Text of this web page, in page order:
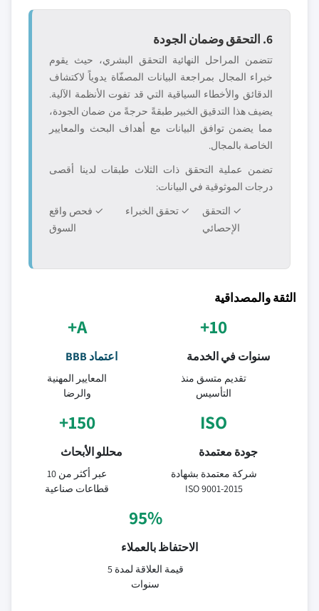
6. التحقق وضمان الجودة
تتضمن المراحل النهائية التحقق البشري، حيث يقوم
خبراء المجال بمراجعة البيانات المصفّاة يدوياً لاكتشاف
الدقائق والأخطاء السياقية التي قد تفوت الأنظمة الآلية.
يضيف هذا التدقيق الخبير طبقةً حرجةً من ضمان الجودة،
مما يضمن توافق البيانات مع أهداف البحث والمعايير
الخاصة بالمجال.
تضمن عملية التحقق ذات الثلاث طبقات لدينا أقصى
درجات الموثوقية في البيانات:
✓ التحقق
الإحصائي
✓ تحقق الخبراء
✓ فحص واقع
السوق
الثقة والمصداقية
10+
سنوات في الخدمة
تقديم متسق منذ
التأسيس
A+
اعتماد BBB
المعايير المهنية
والرضا
ISO
جودة معتمدة
شركة معتمدة بشهادة
ISO 9001-2015
150+
محللو الأبحاث
عبر أكثر من 10
قطاعات صناعية
95%
الاحتفاظ بالعملاء
قيمة العلاقة لمدة 5
سنوات